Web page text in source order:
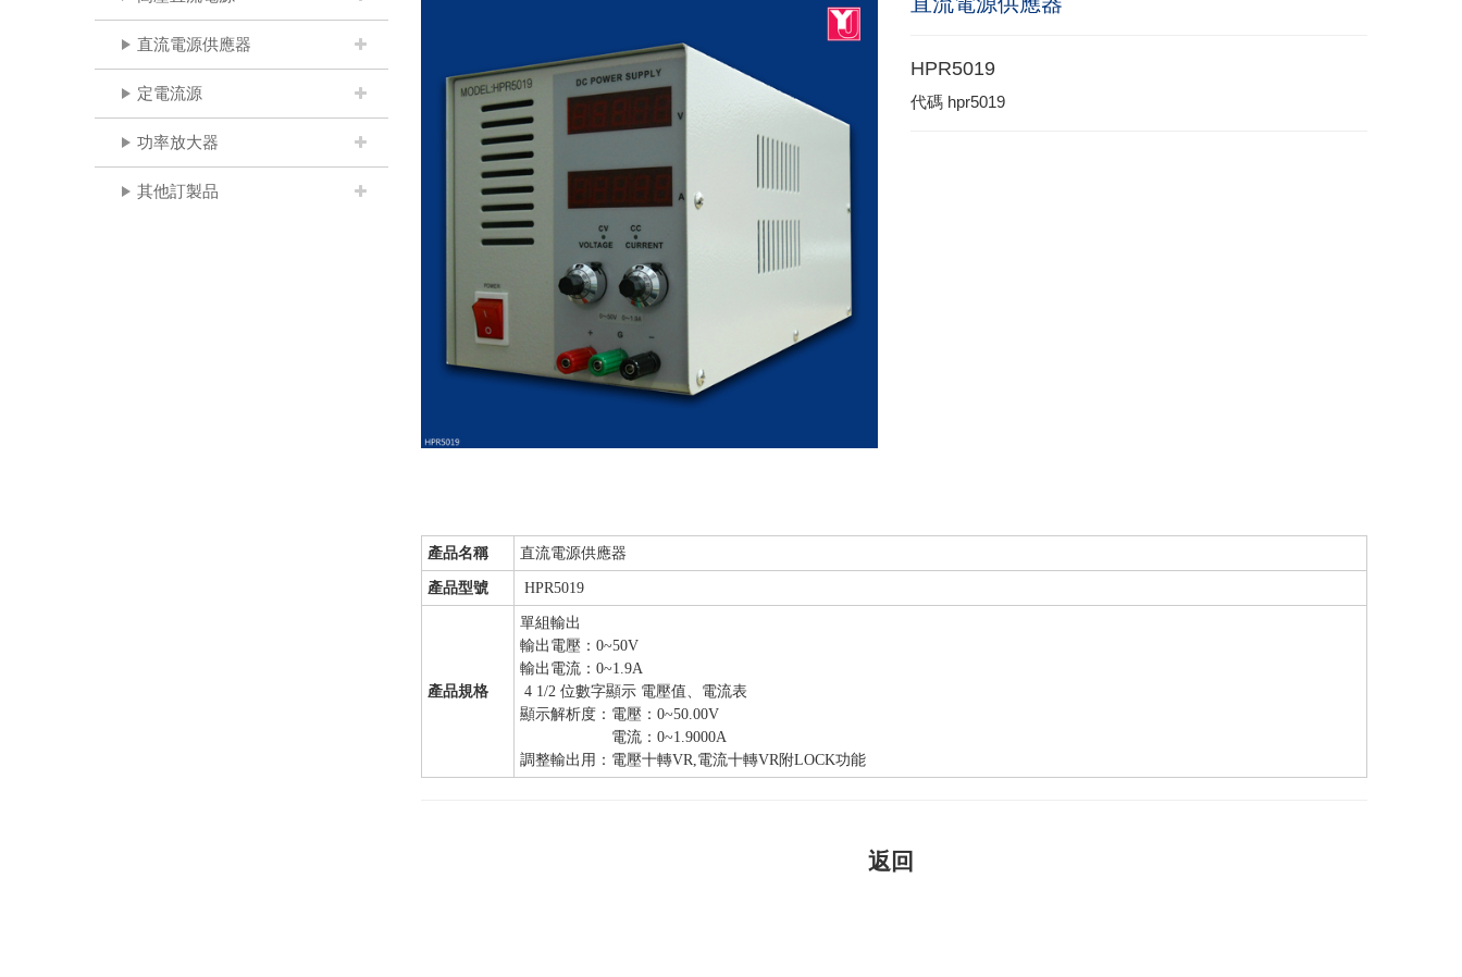
直流電源供應器
定電流源
功率放大器
其他訂製品
HPR5019
代碼 hpr5019
產品名稱 直流電源供應器
產品型號 HPR5019
產品規格
單組輸出
輸出電壓：0~50V
輸出電流：0~1.9A
4 1/2 位數字顯示 電壓值、電流表
顯示解析度：電壓：0~50.00V
電流：0~1.9000A
調整輸出用：電壓十轉VR,電流十轉VR附LOCK功能